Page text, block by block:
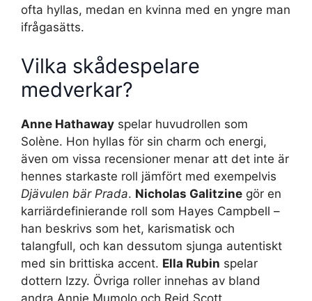
ofta hyllas, medan en kvinna med en yngre man
ifrågasätts.
Vilka skådespelare
medverkar?
Anne Hathaway spelar huvudrollen som
Solène. Hon hyllas för sin charm och energi,
även om vissa recensioner menar att det inte är
hennes starkaste roll jämfört med exempelvis
Djävulen bär Prada. Nicholas Galitzine gör en
karriärdefinierande roll som Hayes Campbell –
han beskrivs som het, karismatisk och
talangfull, och kan dessutom sjunga autentiskt
med sin brittiska accent. Ella Rubin spelar
dottern Izzy. Övriga roller innehas av bland
andra Annie Mumolo och Reid Scott.